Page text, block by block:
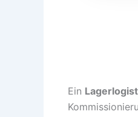
Ein